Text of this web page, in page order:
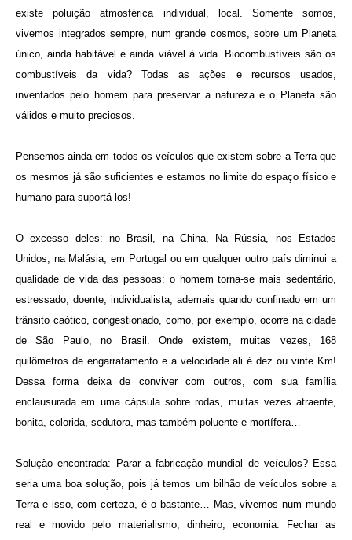
existe poluição atmosférica individual, local. Somente somos,
vivemos integrados sempre, num grande cosmos, sobre um Planeta
único, ainda habitável e ainda viável à vida. Biocombustíveis são os
combustíveis da vida? Todas as ações e recursos usados,
inventados pelo homem para preservar a natureza e o Planeta são
válidos e muito preciosos.
Pensemos ainda em todos os veículos que existem sobre a Terra que
os mesmos já são suficientes e estamos no limite do espaço físico e
humano para suportá-los!
O excesso deles: no Brasil, na China, Na Rússia, nos Estados
Unidos, na Malásia, em Portugal ou em qualquer outro país diminui a
qualidade de vida das pessoas: o homem torna-se mais sedentário,
estressado, doente, individualista, ademais quando confinado em um
trânsito caótico, congestionado, como, por exemplo, ocorre na cidade
de São Paulo, no Brasil. Onde existem, muitas vezes, 168
quilômetros de engarrafamento e a velocidade ali é dez ou vinte Km!
Dessa forma deixa de conviver com outros, com sua família
enclausurada em uma cápsula sobre rodas, muitas vezes atraente,
bonita, colorida, sedutora, mas também poluente e mortífera…
Solução encontrada: Parar a fabricação mundial de veículos? Essa
seria uma boa solução, pois já temos um bilhão de veículos sobre a
Terra e isso, com certeza, é o bastante… Mas, vivemos num mundo
real e movido pelo materialismo, dinheiro, economia. Fechar as